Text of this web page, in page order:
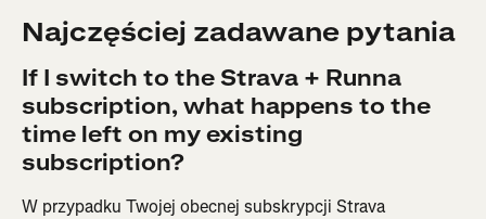
Najczęściej zadawane pytania
If I switch to the Strava + Runna
subscription, what happens to the
time left on my existing
subscription?
W przypadku Twojej obecnej subskrypcji Strava